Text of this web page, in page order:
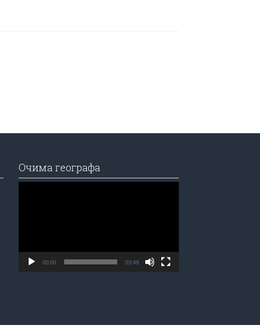
Очима географа
00:00 03:49